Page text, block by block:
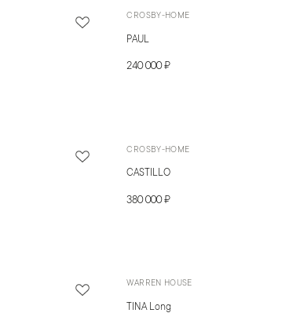
CROSBY-HOME
PAUL
240 000 ₽
CROSBY-HOME
CASTILLO
380 000 ₽
WARREN HOUSE
TINA Long